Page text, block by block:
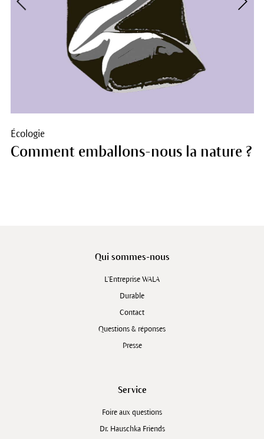
Écologie
Comment emballons-nous la nature ?
Qui sommes-nous
L'Entreprise WALA
Durable
Contact
Questions & réponses
Presse
Service
Foire aux questions
Dr. Hauschka Friends